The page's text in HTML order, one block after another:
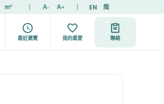
m² A- A+ EN 简
最近瀏覽 我的最愛 聯絡